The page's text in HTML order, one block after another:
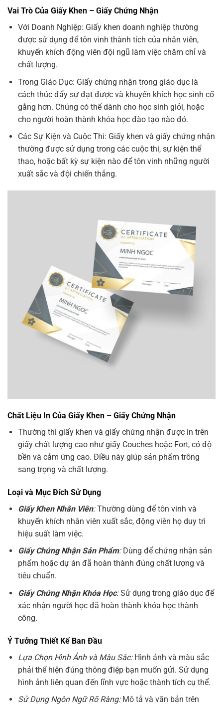
Vai Trò Của Giấy Khen – Giấy Chứng Nhận
Với Doanh Nghiệp: Giấy khen doanh nghiệp thường
được sử dụng để tôn vinh thành tích của nhân viên,
khuyến khích động viên đội ngũ làm việc chăm chỉ và
chất lượng.
Trong Giáo Dục: Giấy chứng nhận trong giáo dục là
cách thúc đẩy sự đạt được và khuyến khích học sinh cố
gắng hơn. Chúng có thể dành cho học sinh giỏi, hoặc
cho người hoàn thành khóa học đào tạo nào đó.
Các Sự Kiện và Cuộc Thi: Giấy khen và giấy chứng nhận
thường được sử dụng trong các cuộc thi, sự kiện thể
thao, hoặc bất kỳ sự kiện nào để tôn vinh những người
xuất sắc và đội chiến thắng.
Chất Liệu In Của Giấy Khen – Giấy Chứng Nhận
Thường thì giấy khen và giấy chứng nhận được in trên
giấy chất lượng cao như giấy Couches hoặc Fort, có độ
bền và cảm ứng cao. Điều này giúp sản phẩm trông
sang trọng và chất lượng.
Loại và Mục Đích Sử Dụng
Giấy Khen Nhân Viên:Thường dùng để tôn vinh và
khuyến khích nhân viên xuất sắc, động viên họ duy trì
hiệu suất làm việc.
Giấy Chứng Nhận Sản Phẩm:Dùng để chứng nhận sản
phẩm hoặc dự án đã hoàn thành đúng chất lượng và
tiêu chuẩn.
Giấy Chứng Nhận Khóa Học:Sử dụng trong giáo dục để
xác nhận người học đã hoàn thành khóa học thành
công.
Ý Tưởng Thiết Kế Ban Đầu
Lựa Chọn Hình Ảnh và Màu Sắc:Hình ảnh và màu sắc
phải thể hiện đúng thông điệp bạn muốn gửi. Sử dụng
hình ảnh liên quan đến lĩnh vực hoặc thành tích cụ thể.
Sử Dụng Ngôn Ngữ Rõ Ràng:Mô tả và văn bản trên